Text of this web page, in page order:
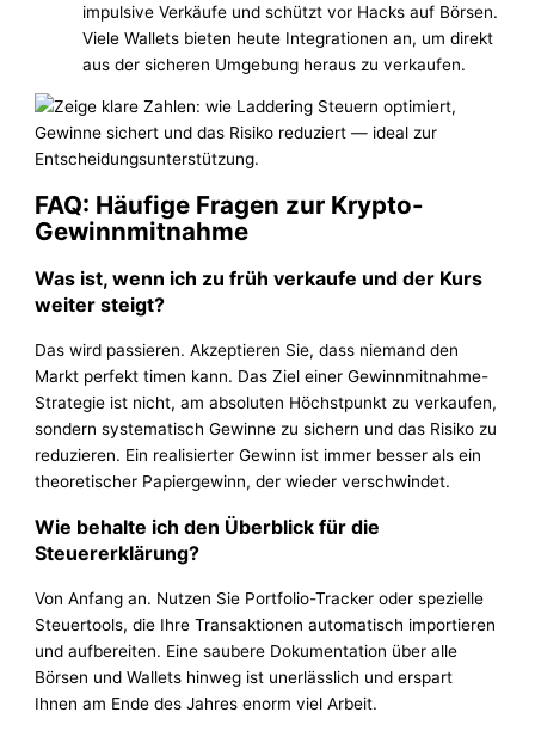
impulsive Verkäufe und schützt vor Hacks auf Börsen.
Viele Wallets bieten heute Integrationen an, um direkt
aus der sicheren Umgebung heraus zu verkaufen.
FAQ: Häufige Fragen zur Krypto-
Gewinnmitnahme
Was ist, wenn ich zu früh verkaufe und der Kurs
weiter steigt?
Das wird passieren. Akzeptieren Sie, dass niemand den
Markt perfekt timen kann. Das Ziel einer Gewinnmitnahme-
Strategie ist nicht, am absoluten Höchstpunkt zu verkaufen,
sondern systematisch Gewinne zu sichern und das Risiko zu
reduzieren. Ein realisierter Gewinn ist immer besser als ein
theoretischer Papiergewinn, der wieder verschwindet.
Wie behalte ich den Überblick für die
Steuererklärung?
Von Anfang an. Nutzen Sie Portfolio-Tracker oder spezielle
Steuertools, die Ihre Transaktionen automatisch importieren
und aufbereiten. Eine saubere Dokumentation über alle
Börsen und Wallets hinweg ist unerlässlich und erspart
Ihnen am Ende des Jahres enorm viel Arbeit.